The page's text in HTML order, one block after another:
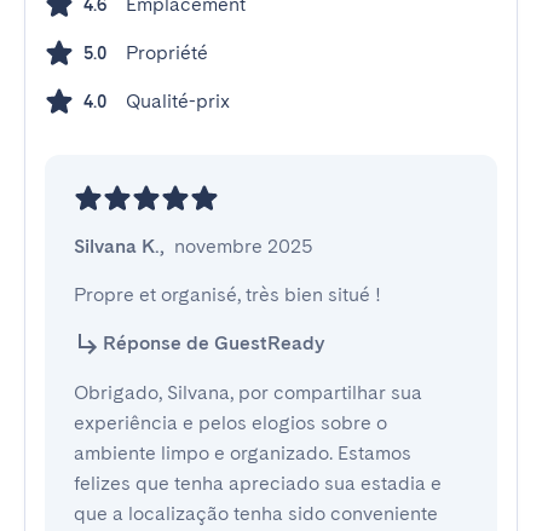
4.6
5.0 Propriété
4.0 Qualité-prix
Silvana K., novembre 2025
Propre et organisé, très bien situé !
Réponse de GuestReady
Obrigado, Silvana, por compartilhar sua
experiência e pelos elogios sobre o
ambiente limpo e organizado. Estamos
felizes que tenha apreciado sua estadia e
que a localização tenha sido conveniente